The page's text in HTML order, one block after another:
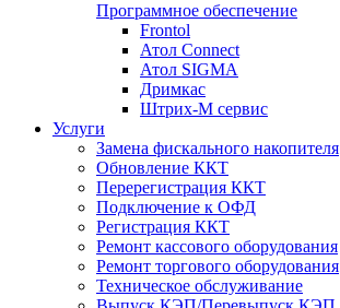
Программное обеспечение
Frontol
Атол Connect
Атол SIGMA
Дримкас
Штрих-М сервис
Услуги
Замена фискального накопителя
Обновление ККТ
Перерегистрация ККТ
Подключение к ОФД
Регистрация ККТ
Ремонт кассового оборудования
Ремонт торгового оборудования
Техническое обслуживание